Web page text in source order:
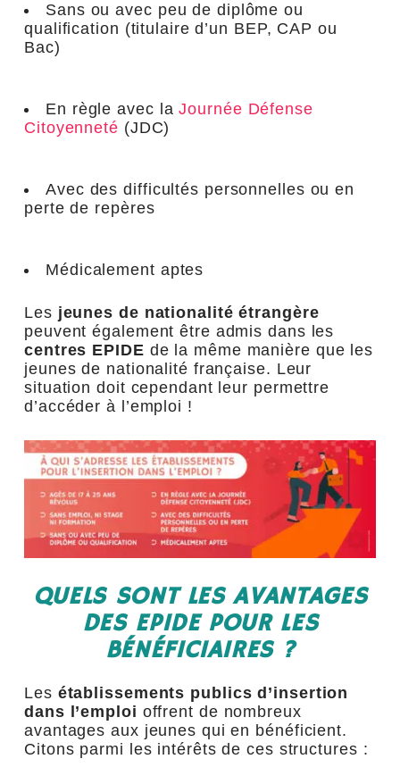
Sans ou avec peu de diplôme ou
qualification (titulaire d’un BEP, CAP ou
Bac)
En règle avec laJournée Défense
Citoyenneté (JDC)
Avec des difficultés personnelles ou en
perte de repères
Médicalement aptes
Les jeunes de nationalité étrangère
peuvent également être admis dans les
centres EPIDE de la même manière que les
jeunes de nationalité française. Leur
situation doit cependant leur permettre
d’accéder à l’emploi !
QUELS SONT LES AVANTAGES
DES EPIDE POUR LES
BÉNÉFICIAIRES ?
Les établissements publics d’insertion
dans l’emploi offrent de nombreux
avantages aux jeunes qui en bénéficient.
Citons parmi les intérêts de ces structures :